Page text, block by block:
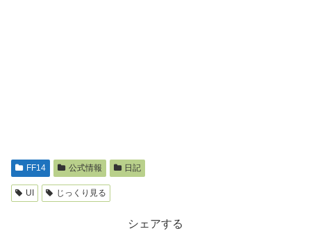
FF14 公式情報 日記
UI じっくり見る
シェアする